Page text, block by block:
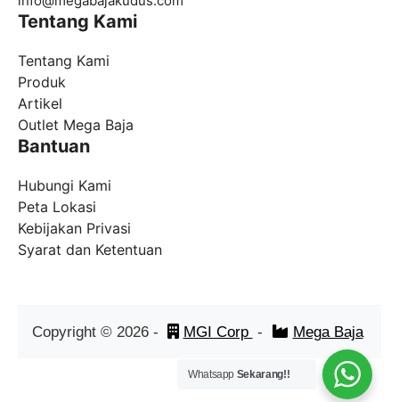
Tentang Kami
Tentang Kami
Produk
Artikel
Outlet Mega Baja
Bantuan
Hubungi Kami
Peta Lokasi
Kebijakan Privasi
Syarat dan Ketentuan
Copyright © 2026- MGI Corp - Mega Baja
Whatsapp Sekarang!!